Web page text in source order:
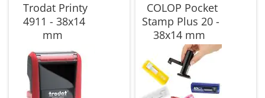
Trodat Printy
4911 - 38x14
mm
COLOP Pocket
Stamp Plus 20 -
38x14 mm